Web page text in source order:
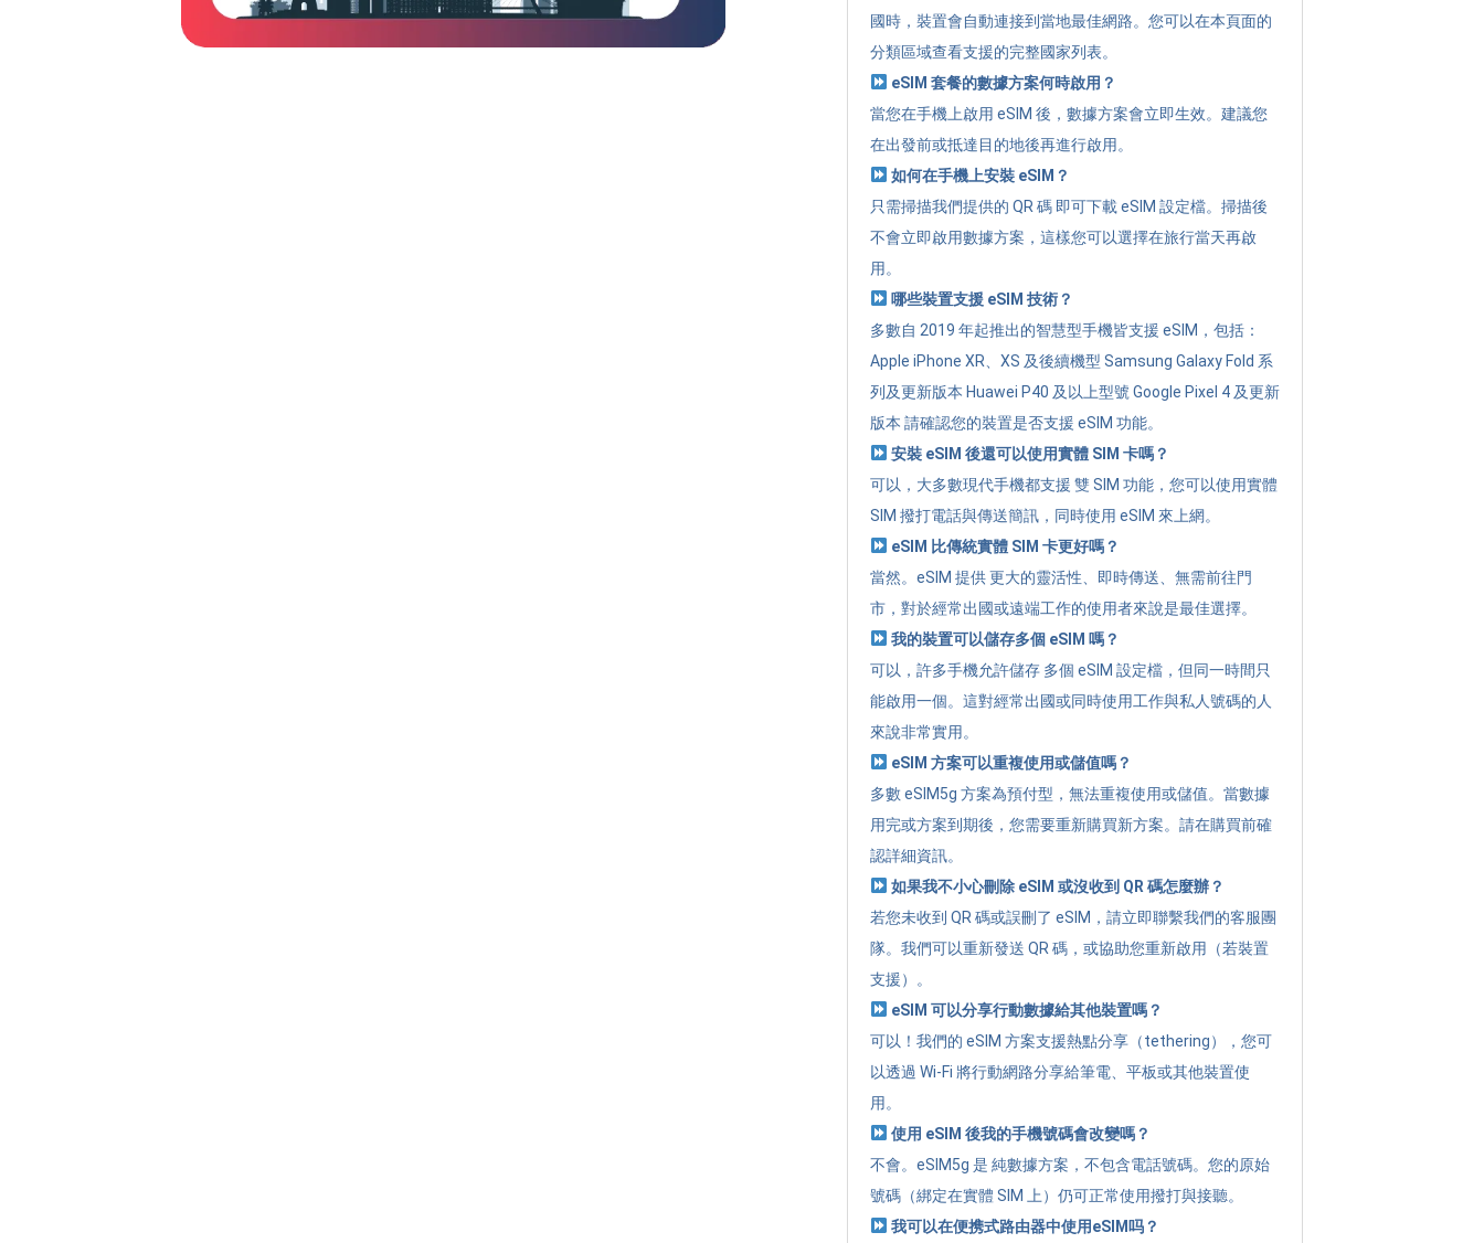
國時，裝置會自動連接到當地最佳網路。您可以在本頁面的
分類區域查看支援的完整國家列表。
eSIM 套餐的數據方案何時啟用？
當您在手機上啟用 eSIM 後，數據方案會立即生效。建議您
在出發前或抵達目的地後再進行啟用。
如何在手機上安裝 eSIM？
只需掃描我們提供的 QR 碼 即可下載 eSIM 設定檔。掃描後
不會立即啟用數據方案，這樣您可以選擇在旅行當天再啟
用。
哪些裝置支援 eSIM 技術？
多數自 2019 年起推出的智慧型手機皆支援 eSIM，包括：
Apple iPhone XR、XS 及後續機型 Samsung Galaxy Fold 系
列及更新版本 Huawei P40 及以上型號 Google Pixel 4 及更新
版本 請確認您的裝置是否支援 eSIM 功能。
安裝 eSIM 後還可以使用實體 SIM 卡嗎？
可以，大多數現代手機都支援 雙 SIM 功能，您可以使用實體
SIM 撥打電話與傳送簡訊，同時使用 eSIM 來上網。
eSIM 比傳統實體 SIM 卡更好嗎？
當然。eSIM 提供 更大的靈活性、即時傳送、無需前往門
市，對於經常出國或遠端工作的使用者來說是最佳選擇。
我的裝置可以儲存多個 eSIM 嗎？
可以，許多手機允許儲存 多個 eSIM 設定檔，但同一時間只
能啟用一個。這對經常出國或同時使用工作與私人號碼的人
來說非常實用。
eSIM 方案可以重複使用或儲值嗎？
多數 eSIM5g 方案為預付型，無法重複使用或儲值。當數據
用完或方案到期後，您需要重新購買新方案。請在購買前確
認詳細資訊。
如果我不小心刪除 eSIM 或沒收到 QR 碼怎麼辦？
若您未收到 QR 碼或誤刪了 eSIM，請立即聯繫我們的客服團
隊。我們可以重新發送 QR 碼，或協助您重新啟用（若裝置
支援）。
eSIM 可以分享行動數據給其他裝置嗎？
可以！我們的 eSIM 方案支援熱點分享（tethering），您可
以透過 Wi-Fi 將行動網路分享給筆電、平板或其他裝置使
用。
使用 eSIM 後我的手機號碼會改變嗎？
不會。eSIM5g 是 純數據方案，不包含電話號碼。您的原始
號碼（綁定在實體 SIM 上）仍可正常使用撥打與接聽。
我可以在便携式路由器中使用eSIM吗？